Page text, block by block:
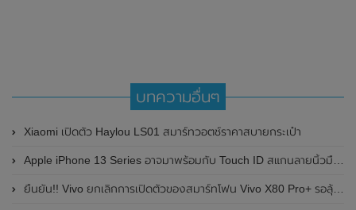
บทความอื่นๆ
Xiaomi เปิดตัว Haylou LS01 สมาร์ทวอตช์ราคาสบายกระเป๋า
Apple iPhone 13 Series อาจมาพร้อมกับ Touch ID สแกนลายนิ้วมือบนหน้าจอ และยังคงมี Face ID เหมือนเดิม
ยืนยัน!! Vivo ยกเลิกการเปิดตัวของสมาร์ทโฟน Vivo X80 Pro+ รอลุ้นเป็นสมาร์ทโฟน Vivo X90 Pro+ แทน